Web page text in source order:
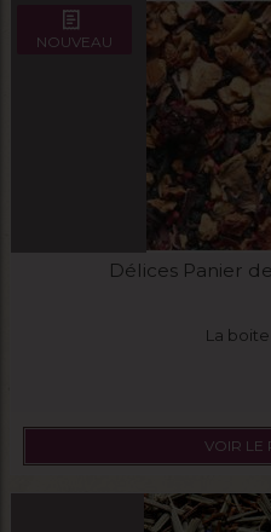
NOUVEAU
Délices Panier
La
VOIR LE